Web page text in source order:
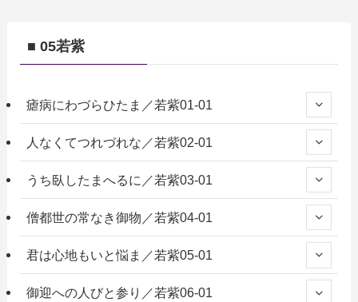
■ 05若紫
瘧病にわづらひたま／若紫01-01
人なくてつれづれな／若紫02-01
うち臥したまへるに／若紫03-01
僧都世の常なき御物／若紫04-01
君は心地もいと悩ま／若紫05-01
御迎への人びと参り／若紫06-01